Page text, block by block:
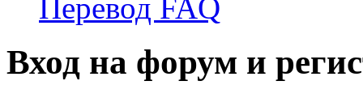
Перевод FAQ
Вход на форум и